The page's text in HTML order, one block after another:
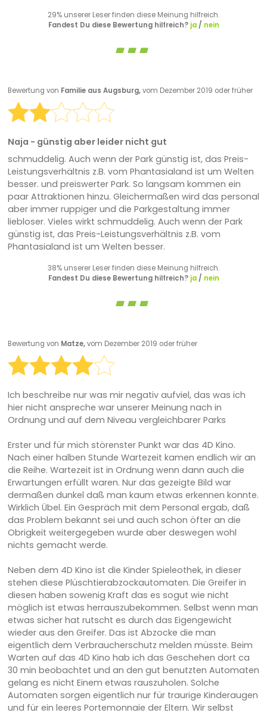
29% unserer Leser finden diese Meinung hilfreich.
Fandest Du diese Bewertung hilfreich? ja/ nein
Bewertung von Familie aus Augsburg,vom Dezember 2019 oder früher
Naja - günstig aber leider nicht gut
schmuddelig. Auch wenn der Park günstig ist, das Preis-
Leistungsverhältnis z.B. vom Phantasialand ist um Welten
besser. und preiswerter Park. So langsam kommen ein
paar Attraktionen hinzu. Gleichermaßen wird das personal
aber immer ruppiger und die Parkgestaltung immer
liebloser. Vieles wirkt schmuddelig. Auch wenn der Park
günstig ist, das Preis-Leistungsverhältnis z.B. vom
Phantasialand ist um Welten besser.
38% unserer Leser finden diese Meinung hilfreich.
Fandest Du diese Bewertung hilfreich? ja/ nein
Bewertung von Matze,vom Dezember 2019 oder früher
Ich beschreibe nur was mir negativ aufviel, das was ich
hier nicht anspreche war unserer Meinung nach in
Ordnung und auf dem Niveau vergleichbarer Parks
Erster und für mich störenster Punkt war das 4D Kino.
Nach einer halben Stunde Wartezeit kamen endlich wir an
die Reihe. Wartezeit ist in Ordnung wenn dann auch die
Erwartungen erfüllt waren. Nur das gezeigte Bild war
dermaßen dunkel daß man kaum etwas erkennen konnte.
Wirklich Übel. Ein Gespräch mit dem Personal ergab, daß
das Problem bekannt sei und auch schon öfter an die
Obrigkeit weitergegeben wurde aber deswegen wohl
nichts gemacht werde.
Neben dem 4D Kino ist die Kinder Spieleothek, in dieser
stehen diese Plüschtierabzockautomaten. Die Greifer in
diesen haben sowenig Kraft das es sogut wie nicht
möglich ist etwas herrauszubekommen. Selbst wenn man
etwas sicher hat rutscht es durch das Eigengewicht
wieder aus den Greifer. Das ist Abzocke die man
eigentlich dem Verbraucherschutz melden müsste. Beim
Warten auf das 4D Kino hab ich das Geschehen dort ca
30 min beobachtet und an den gut benutzten Automaten
gelang es nicht Einem etwas rauszuholen. Solche
Automaten sorgen eigentlich nur für traurige Kinderaugen
und für ein leeres Portemonnaie der Eltern. Wir selbst